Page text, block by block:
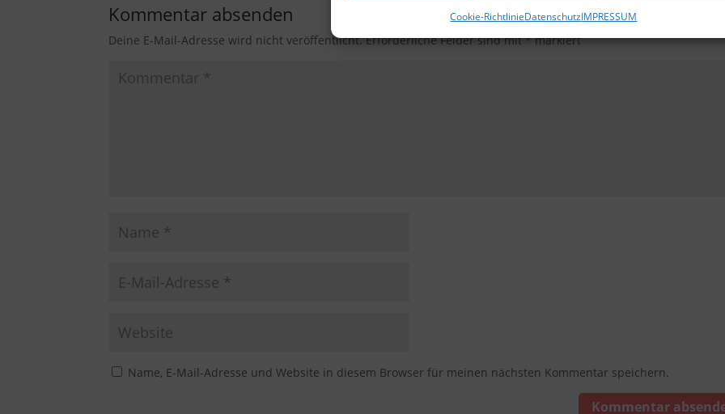
Cookie-RichtlinieDatenschutzIMPRESSUM
Kommentar absenden
Deine E-Mail-Adresse wird nicht veröffentlicht. Erforderliche Felder sind mit*markiert
Name, E-Mail-Adresse und Website in diesem Browser für meinen nächsten Kommentar speichern.